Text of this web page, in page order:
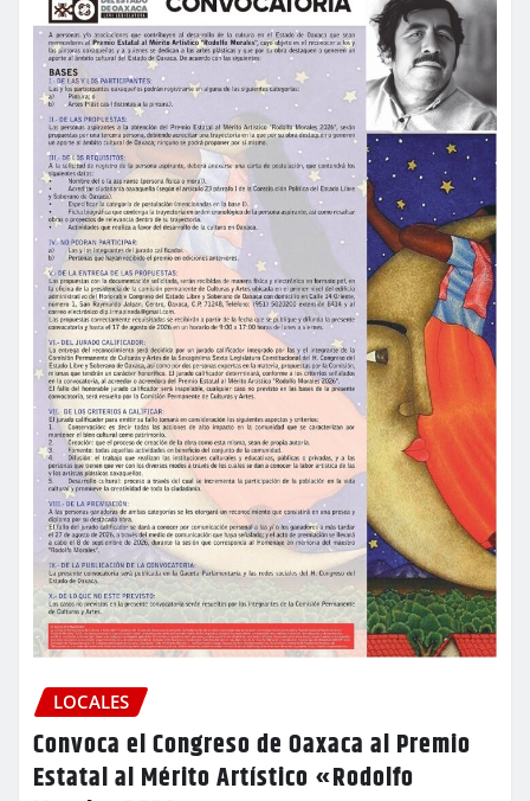
LOCALES
Convoca el Congreso de Oaxaca al Premio
Estatal al Mérito Artístico «Rodolfo